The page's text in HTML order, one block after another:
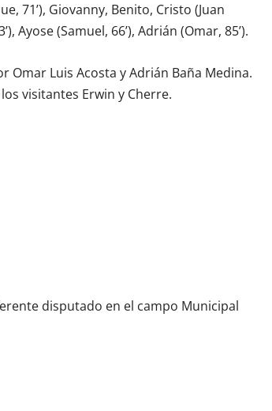
71’), Giovanny, Benito, Cristo (Juan
Ayose (Samuel, 66’), Adrián (Omar, 85’).
Omar Luis Acosta y Adrián Baña Medina.
visitantes Erwin y Cherre.
disputado en el campo Municipal